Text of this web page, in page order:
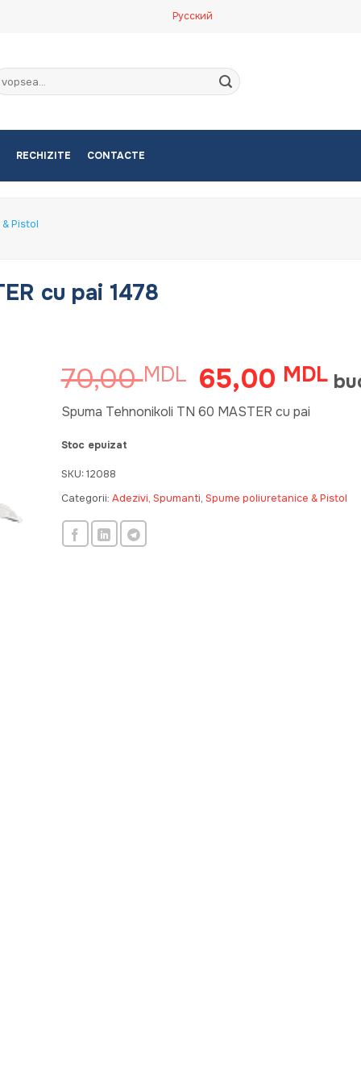
Русский
RECHIZITE CONTACTE
Pistol
cu pai 1478
70,00MDL Prețul
inițial
a
65,00 MDL
Spuma Tehnonikoli TN 60 MASTER cu pai
Stoc epuizat
SKU:12088
Categorii: Adezivi, Spumanti, Spume poliuretanice & Pistol